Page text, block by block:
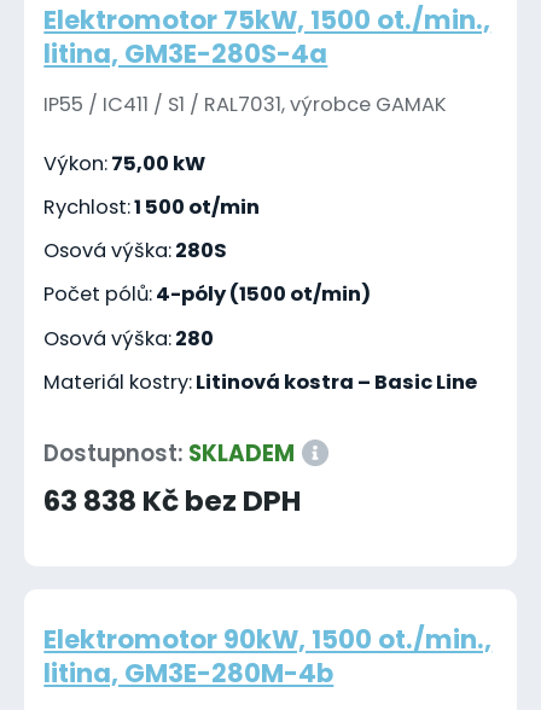
Elektromotor 75kW, 1500 ot./min.,
litina, GM3E-280S-4a
IP55 / IC411 / S1 / RAL7031, výrobce GAMAK
Výkon:75,00 kW
Rychlost:1 500 ot/min
Osová výška:280S
Počet pólů:4-póly (1500 ot/min)
Osová výška:280
Materiál kostry:Litinová kostra – Basic Line
Dostupnost: SKLADEM
63 838 Kč bez DPH
Elektromotor 90kW, 1500 ot./min.,
litina, GM3E-280M-4b